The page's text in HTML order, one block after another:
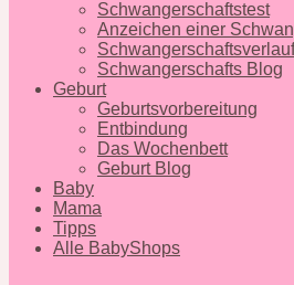
Schwangerschaftstest
Anzeichen einer
Schwangerschaftsverlauf
Schwangerschafts Blog
Geburt
Geburtsvorbereitung
Entbindung
Das Wochenbett
Geburt Blog
Baby
Mama
Tipps
Alle BabyShops